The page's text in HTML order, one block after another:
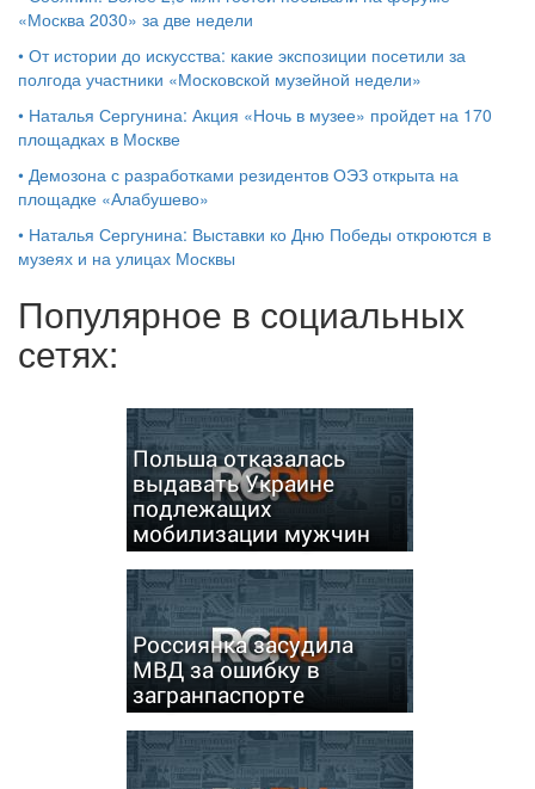
«Москва 2030» за две недели
• От истории до искусства: какие экспозиции посетили за
полгода участники «Московской музейной недели»
• Наталья Сергунина: Акция «Ночь в музее» пройдет на 170
площадках в Москве
• Демозона с разработками резидентов ОЭЗ открыта на
площадке «Алабушево»
• Наталья Сергунина: Выставки ко Дню Победы откроются в
музеях и на улицах Москвы
Популярное в социальных
сетях:
Польша отказалась
выдавать Украине
подлежащих
мобилизации мужчин
Россиянка засудила
МВД за ошибку в
загранпаспорте